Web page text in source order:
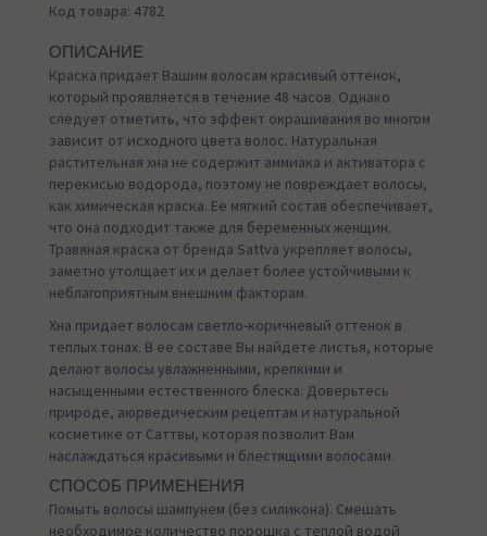
Код товара: 4782
ОПИСАНИЕ
Краска придает Вашим волосам красивый оттенок,
который проявляется в течение 48 часов. Однако
следует отметить, что эффект окрашивания во многом
зависит от исходного цвета волос. Натуральная
растительная хна не содержит аммиака и активатора с
перекисью водорода, поэтому не повреждает волосы,
как химическая краска. Ее мягкий состав обеспечивает,
что она подходит также для беременных женщин.
Травяная краска от бренда Sattva укрепляет волосы,
заметно утолщает их и делает более устойчивыми к
неблагоприятным внешним факторам.
Хна придает волосам светло-коричневый оттенок в
теплых тонах. В ее составе Вы найдете листья, которые
делают волосы увлажненными, крепкими и
насыщенными естественного блеска. Доверьтесь
природе, аюрведическим рецептам и натуральной
косметике от Саттвы, которая позволит Вам
наслаждаться красивыми и блестящими волосами.
СПОСОБ ПРИМЕНЕНИЯ
Помыть волосы шампунем (без силикона). Смешать
необходимое количество порошка с теплой водой